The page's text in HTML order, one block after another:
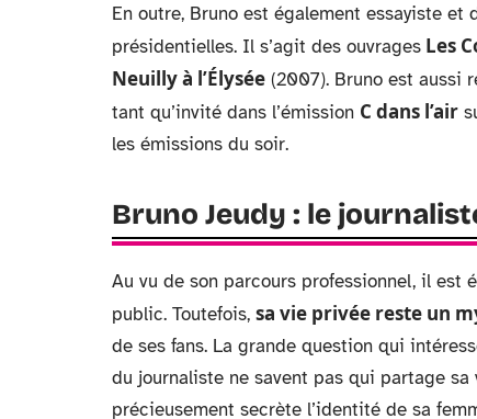
En outre, Bruno est également essayiste
présidentielles. Il s’agit des ouvrages Les
Neuilly à l’Élysée (2007). Bruno est aussi
tant qu’invité dans l’émission C dans l’air
les émissions du soir.
Bruno Jeudy : le
Au vu de son parcours professionnel, il est
public. Toutefois, sa vie privée reste un
de ses fans. La grande question qui
du journaliste ne savent pas qui partage
précieusement secrète l’identité de sa